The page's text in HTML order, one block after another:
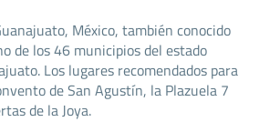
México, también conocido
de los 46 municipios del estado
Los lugares recomendados para
de San Agustín, la Plazuela 7
de la Joya.